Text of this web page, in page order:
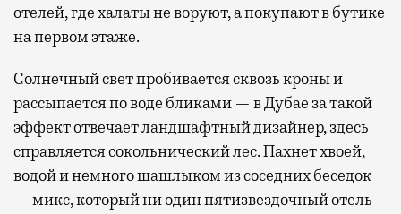
отелей, где халаты не воруют, а покупают в бутике
на первом этаже.
Солнечный свет пробивается сквозь кроны и
рассыпается по воде бликами — в Дубае за такой
эффект отвечает ландшафтный дизайнер, здесь
справляется сокольнический лес. Пахнет хвоей,
водой и немного шашлыком из соседних беседок
— микс, который ни один пятизвездочный отель